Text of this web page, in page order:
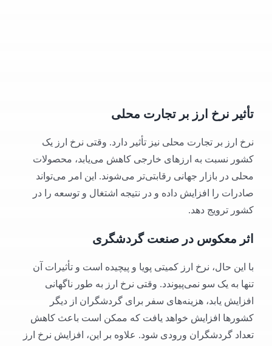
تأثیر نرخ ارز بر تجارت محلی
نرخ ارز بر تجارت محلی نیز تأثیر دارد. وقتی نرخ ارز یک
کشور نسبت به ارزهای خارجی کاهش می‌یابد، محصولات
محلی در بازار جهانی رقابتی‌تر می‌شوند. این امر می‌تواند
صادرات را افزایش داده و در نتیجه اشتغال و توسعه را در
کشور ترویج دهد.
اثر معکوس در صنعت گردشگری
با این حال، نرخ ارز کمیتی پویا و پیچیده است و تأثیرات آن
تنها به یک سو نمی‌پیوندد. وقتی نرخ ارز به طور ناگهانی
افزایش یابد، هزینه‌های سفر برای گردشگران از دیگر
کشورها افزایش خواهد یافت که ممکن است باعث کاهش
تعداد گردشگران ورودی شود. علاوه بر این، افزایش نرخ ارز